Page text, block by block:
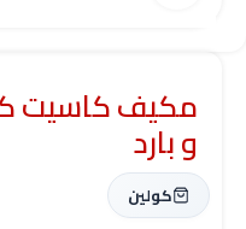
و بارد
كولين